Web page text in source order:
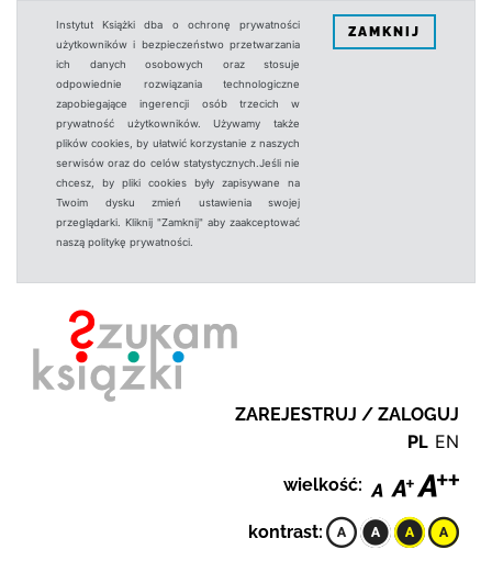
Instytut Książki dba o ochronę prywatności
użytkowników i bezpieczeństwo przetwarzania
ich danych osobowych oraz stosuje
odpowiednie rozwiązania technologiczne
zapobiegające ingerencji osób trzecich w
prywatność użytkowników. Używamy także
plików cookies, by ułatwić korzystanie z naszych
serwisów oraz do celów statystycznych.Jeśli nie
chcesz, by pliki cookies były zapisywane na
Twoim dysku zmień ustawienia swojej
przeglądarki. Kliknij "Zamknij" aby zaakceptować
naszą politykę prywatności.
ZAMKNIJ
ZAREJESTRUJ / ZALOGUJ
PL EN
wielkość:
kontrast: